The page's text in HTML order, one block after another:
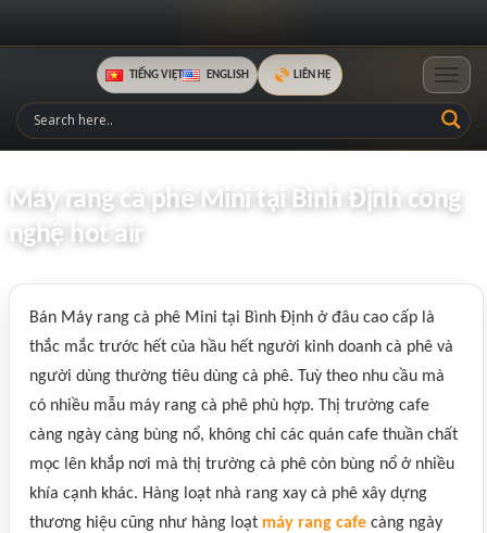
TIẾNG VIỆT ENGLISH LIÊN HỆ
Máy rang cà phê Mini tại Bình Định công
nghệ hot air
Bán Máy rang cà phê Mini tại Bình Định ở đâu cao cấp là
thắc mắc trước hết của hầu hết người kinh doanh cà phê và
người dùng thường tiêu dùng cà phê. Tuỳ theo nhu cầu mà
có nhiều mẫu máy rang cà phê phù hợp. Thị trường cafe
càng ngày càng bùng nổ, không chỉ các quán cafe thuần chất
mọc lên khắp nơi mà thị trường cà phê còn bùng nổ ở nhiều
khía cạnh khác. Hàng loạt nhà rang xay cà phê xây dựng
thương hiệu cũng như hàng loạt máy rang cafe càng ngày